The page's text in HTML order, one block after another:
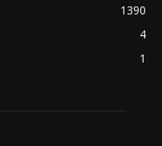
1390
4
1